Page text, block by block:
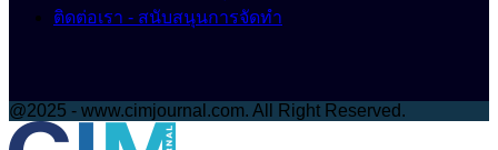
ติดต่อเรา - สนับสนุนการจัดทำ
@2025 - www.cimjournal.com. All Right Reserved.